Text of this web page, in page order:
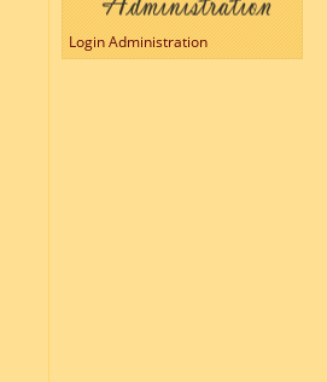
Login Administration